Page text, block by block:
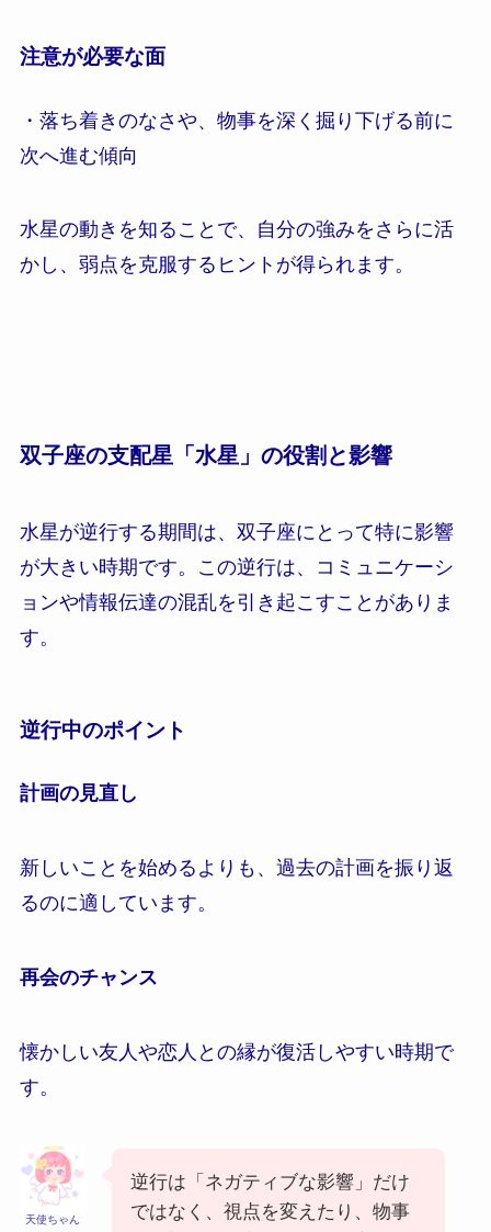
注意が必要な面
・落ち着きのなさや、物事を深く掘り下げる前に
次へ進む傾向
水星の動きを知ることで、自分の強みをさらに活
かし、弱点を克服するヒントが得られます。
双子座の支配星「水星」の役割と影響
水星が逆行する期間は、双子座にとって特に影響
が大きい時期です。この逆行は、コミュニケーシ
ョンや情報伝達の混乱を引き起こすことがありま
す。
逆行中のポイント
計画の見直し
新しいことを始めるよりも、過去の計画を振り返
るのに適しています。
再会のチャンス
懐かしい友人や恋人との縁が復活しやすい時期で
す。
天使ちゃん
逆行は「ネガティブな影響」だけ
ではなく、視点を変えたり、物事